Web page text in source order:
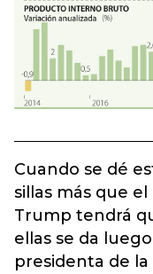
Cuando se dé
sillas más que
Trump tendrá
ellas se da
presidenta de